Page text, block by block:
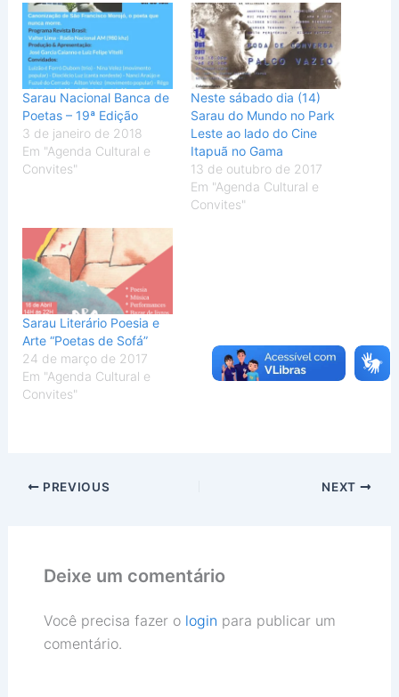
Sarau Nacional Banca de
Poetas – 19ª Edição
3 de janeiro de 2018
Em "Agenda Cultural e
Convites"
Neste sábado dia (14)
Sarau do Mundo no Park
Leste ao lado do Cine
Itapuã no Gama
13 de outubro de 2017
Em "Agenda Cultural e
Convites"
Sarau Literário Poesia e
Arte “Poetas de Sofá”
24 de março de 2017
Em "Agenda Cultural e
Convites"
PREVIOUS NEXT
Deixe um comentário
Você precisa fazer o login para publicar um
comentário.